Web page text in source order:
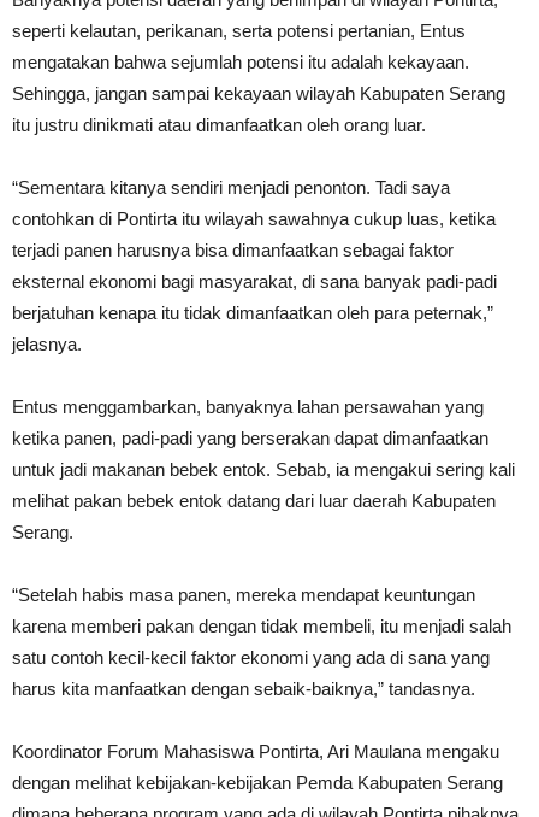
seperti kelautan, perikanan, serta potensi pertanian, Entus
mengatakan bahwa sejumlah potensi itu adalah kekayaan.
Sehingga, jangan sampai kekayaan wilayah Kabupaten Serang
itu justru dinikmati atau dimanfaatkan oleh orang luar.
“Sementara kitanya sendiri menjadi penonton. Tadi saya
contohkan di Pontirta itu wilayah sawahnya cukup luas, ketika
terjadi panen harusnya bisa dimanfaatkan sebagai faktor
eksternal ekonomi bagi masyarakat, di sana banyak padi-padi
berjatuhan kenapa itu tidak dimanfaatkan oleh para peternak,”
jelasnya.
Entus menggambarkan, banyaknya lahan persawahan yang
ketika panen, padi-padi yang berserakan dapat dimanfaatkan
untuk jadi makanan bebek entok. Sebab, ia mengakui sering kali
melihat pakan bebek entok datang dari luar daerah Kabupaten
Serang.
“Setelah habis masa panen, mereka mendapat keuntungan
karena memberi pakan dengan tidak membeli, itu menjadi salah
satu contoh kecil-kecil faktor ekonomi yang ada di sana yang
harus kita manfaatkan dengan sebaik-baiknya,” tandasnya.
Koordinator Forum Mahasiswa Pontirta, Ari Maulana mengaku
dengan melihat kebijakan-kebijakan Pemda Kabupaten Serang